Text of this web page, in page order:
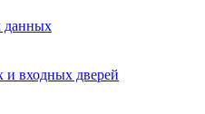
данных
и входных дверей